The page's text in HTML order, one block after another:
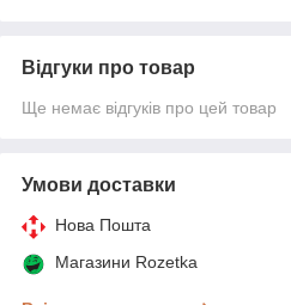
Відгуки про товар
Ще немає відгуків про цей товар
Умови доставки
Нова Пошта
Магазини Rozetka